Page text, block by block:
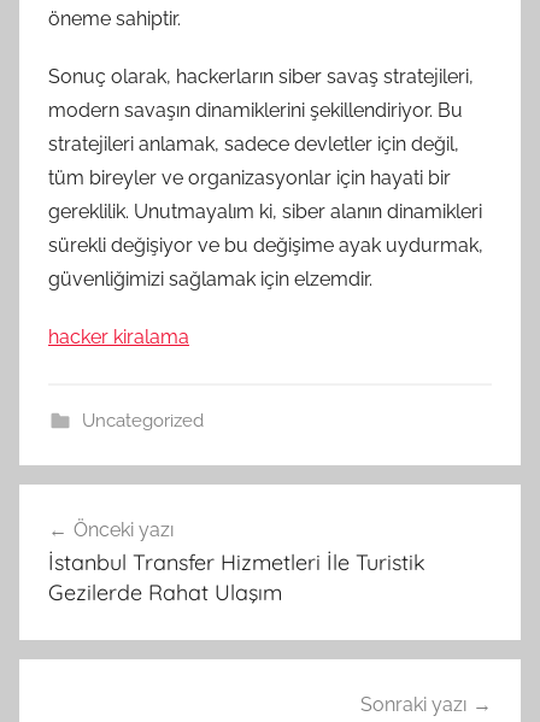
öneme sahiptir.
Sonuç olarak, hackerların siber savaş stratejileri,
modern savaşın dinamiklerini şekillendiriyor. Bu
stratejileri anlamak, sadece devletler için değil,
tüm bireyler ve organizasyonlar için hayati bir
gereklilik. Unutmayalım ki, siber alanın dinamikleri
sürekli değişiyor ve bu değişime ayak uydurmak,
güvenliğimizi sağlamak için elzemdir.
hacker kiralama
Uncategorized
gezinmesi
Önceki yazı
İstanbul Transfer Hizmetleri İle Turistik
Gezilerde Rahat Ulaşım
Sonraki yazı